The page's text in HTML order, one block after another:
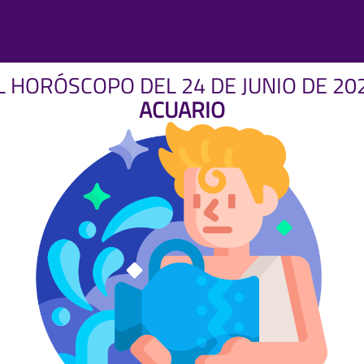
HORÓSCOPO DEL 24 DE JUNIO DE
ACUARIO